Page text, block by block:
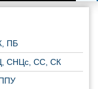
ПБ
СНЦс, СС, СК